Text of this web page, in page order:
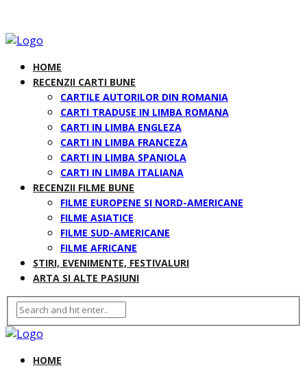
HOME
RECENZII CARTI BUNE
CARTILE AUTORILOR DIN ROMANIA
CARTI TRADUSE IN LIMBA ROMANA
CARTI IN LIMBA ENGLEZA
CARTI IN LIMBA FRANCEZA
CARTI IN LIMBA SPANIOLA
CARTI IN LIMBA ITALIANA
RECENZII FILME BUNE
FILME EUROPENE SI NORD-AMERICANE
FILME ASIATICE
FILME SUD-AMERICANE
FILME AFRICANE
STIRI, EVENIMENTE, FESTIVALURI
ARTA SI ALTE PASIUNI
HOME